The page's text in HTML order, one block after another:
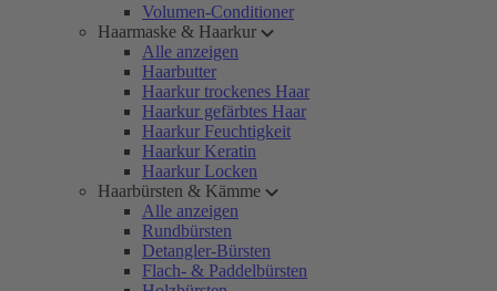
Volumen-Conditioner
Haarmaske & Haarkur
Alle anzeigen
Haarbutter
Haarkur trockenes Haar
Haarkur gefärbtes Haar
Haarkur Feuchtigkeit
Haarkur Keratin
Haarkur Locken
Haarbürsten & Kämme
Alle anzeigen
Rundbürsten
Detangler-Bürsten
Flach- & Paddelbürsten